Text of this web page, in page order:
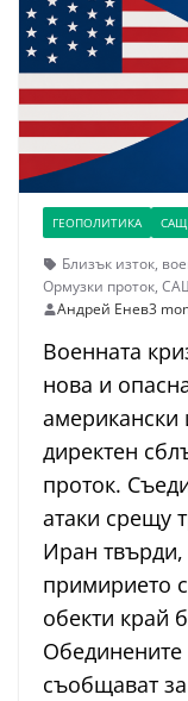
ГЕОПОЛИТИКА САЩ
Близък изток,
Ормузки проток,
Андрей Енев3
Военната
нова и
американски
директен
проток.
атаки срещу
Иран
примирието
обекти край
Обединените
съобщават